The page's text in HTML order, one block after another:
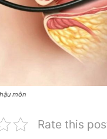
môn
Rate this